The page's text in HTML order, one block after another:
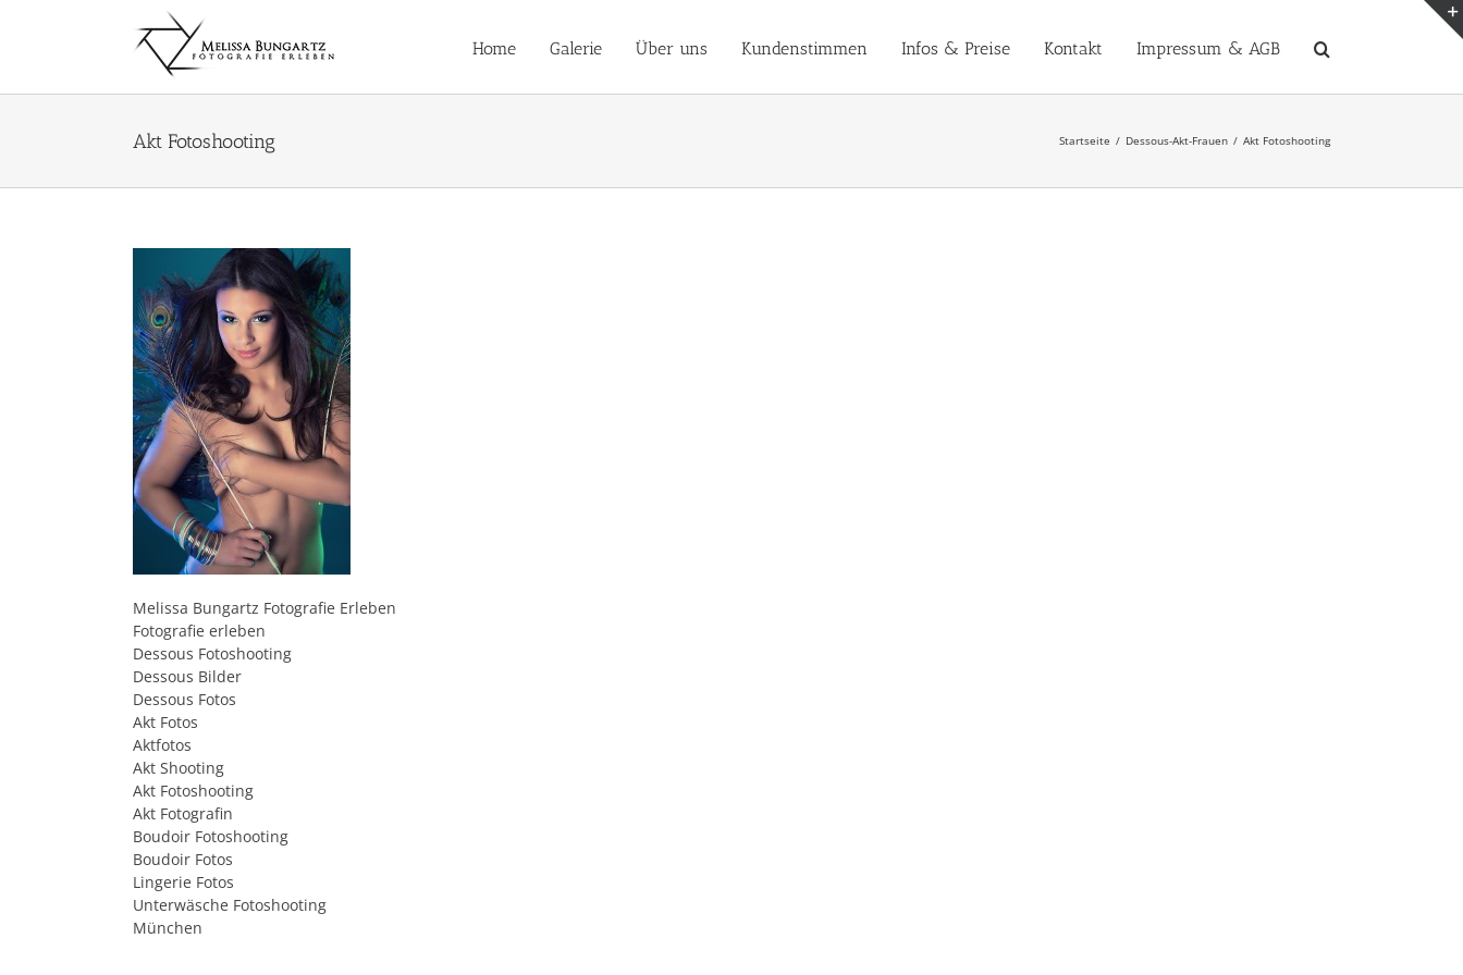
Home Galerie Über uns Kundenstimmen Infos & Preise Kontakt Impressum & AGB
Akt Fotoshooting Startseite Dessous-Akt-Frauen Akt Fotoshooting
Melissa Bungartz Fotografie Erleben
Fotografie erleben
Dessous Fotoshooting
Dessous Bilder
Dessous Fotos
Akt Fotos
Aktfotos
Akt Shooting
Akt Fotoshooting
Akt Fotografin
Boudoir Fotoshooting
Boudoir Fotos
Lingerie Fotos
Unterwäsche Fotoshooting
München